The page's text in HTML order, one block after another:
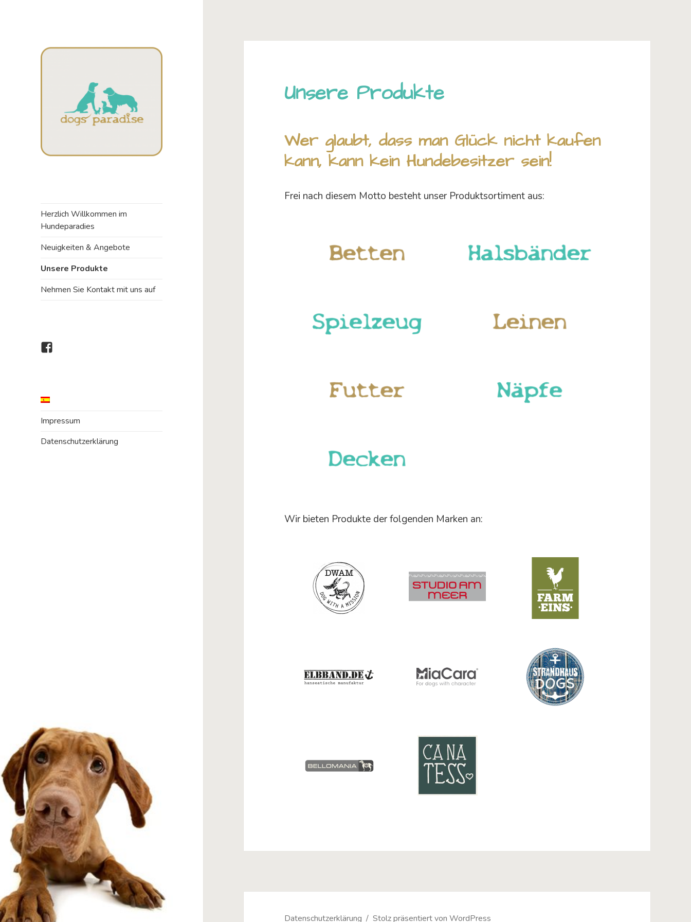
Herzlich Willkommen im
Hundeparadies
Neuigkeiten & Angebote
Unsere Produkte
Nehmen Sie Kontakt mit uns auf
Dogs
Facebook
Impressum
Datenschutzerklärung
Unsere Produkte
Wer glaubt, dass man Glück nicht kaufen
kann, kann kein Hundebesitzer sein!
Frei nach diesem Motto besteht unser Produktsortiment aus:
Wir bieten Produkte der folgenden Marken an:
Datenschutzerklärung Stolz präsentiert von WordPress